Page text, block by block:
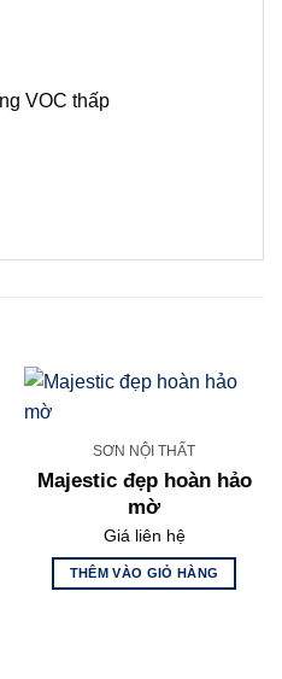
VOC thấp
SƠN NỘI THẤT
Majestic đẹp hoàn hảo
mờ
Giá liên hệ
THÊM VÀO GIỎ HÀNG